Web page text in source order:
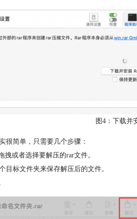
图4：下载并
很简单，只需要几个步骤：
拽或者选择要解压的rar文件。
目标文件夹来保存解压后的文件。